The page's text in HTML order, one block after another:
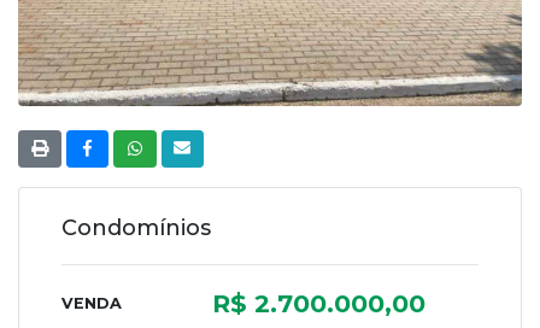
Condomínios
VENDA R$ 2.700.000,00